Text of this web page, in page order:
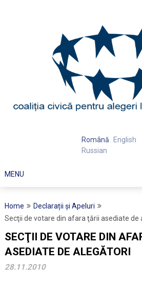
Română
English
Russian
MENU
Home
Declarații și Apeluri
Secţii de votare din afara ţării asediate de
SECŢII DE VOTARE DIN
ASEDIATE DE ALEGĂTORI
28.11.2010